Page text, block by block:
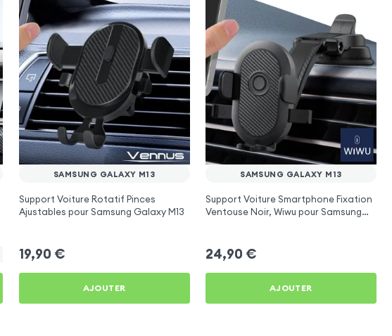
SAMSUNG GALAXY M13
Support Voiture Rotatif Pinces
Ajustables pour Samsung Galaxy M13
19,90 €
AJOUTER
SAMSUNG GALAXY M13
Support Voiture Smartphone Fixation
Ventouse Noir, Wiwu pour Samsung
24,90 €
AJOUTER